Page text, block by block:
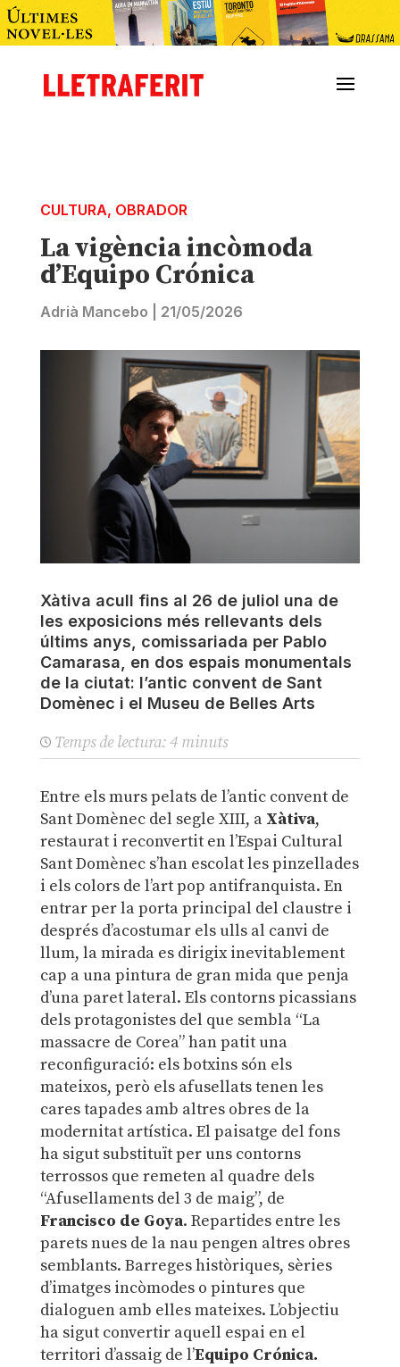
CULTURA, OBRADOR
La vigència incòmoda
d’Equipo Crónica
Adrià Mancebo 21/05/2026
Xàtiva acull fins al 26 de juliol una de
les exposicions més rellevants dels
últims anys, comissariada per Pablo
Camarasa, en dos espais monumentals
de la ciutat: l’antic convent de Sant
Domènec i el Museu de Belles Arts
Temps de lectura: 4 minuts
Entre els murs pelats de l’antic convent de
Sant Domènec del segle XIII, a Xàtiva,
restaurat i reconvertit en l’Espai Cultural
Sant Domènec s’han escolat les pinzellades
i els colors de l’art pop antifranquista. En
entrar per la porta principal del claustre i
després d’acostumar els ulls al canvi de
llum, la mirada es dirigix inevitablement
cap a una pintura de gran mida que penja
d’una paret lateral. Els contorns picassians
dels protagonistes del que sembla “La
massacre de Corea” han patit una
reconfiguració: els botxins són els
mateixos, però els afusellats tenen les
cares tapades amb altres obres de la
modernitat artística. El paisatge del fons
ha sigut substituït per uns contorns
terrossos que remeten al quadre dels
“Afusellaments del 3 de maig”, de
Francisco de Goya. Repartides entre les
parets nues de la nau pengen altres obres
semblants. Barreges històriques, sèries
d’imatges incòmodes o pintures que
dialoguen amb elles mateixes. L’objectiu
ha sigut convertir aquell espai en el
territori d’assaig de l’Equipo Crónica.